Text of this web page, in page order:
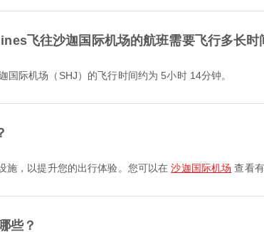
飞往沙迦国际机场的航班需要飞行多长时
国际机场（SHJ）的飞行时间约为 5小时 14分钟。
施，以提升您的出行体验。您可以在沙迦国际机场 查看
些？